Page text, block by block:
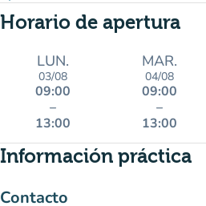
Horario de apertura
LUN.
03/08
09:00
–
13:00
MAR.
04/08
09:00
–
13:00
Información práctica
Contacto